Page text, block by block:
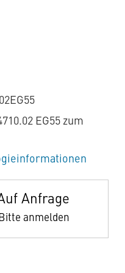
EG55 zum
Anfrage
anmelden